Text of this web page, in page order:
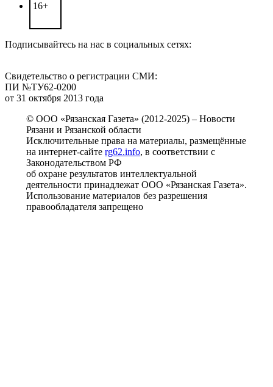
16+
Подписывайтесь на нас в социальных сетях:
Свидетельство о регистрации СМИ:
ПИ №ТУ62-0200
от 31 октября 2013 года
© ООО «Рязанская Газета» (2012-2025) – Новости
Рязани и Рязанской области
Исключительные права на материалы, размещённые
на интернет-сайте rg62.info, в соответствии с
Законодательством РФ
об охране результатов интеллектуальной
деятельности принадлежат ООО «Рязанская Газета».
Использование материалов без разрешения
правообладателя запрещено